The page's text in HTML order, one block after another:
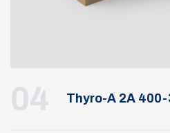
04 Thyro-A 2A 400-